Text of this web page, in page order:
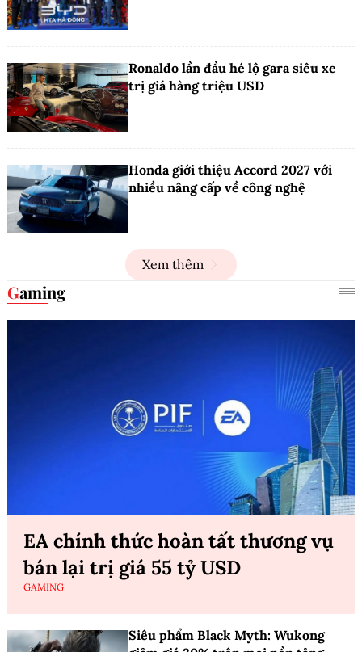
Ronaldo lần đầu hé lộ gara siêu xe
trị giá hàng triệu USD
Honda giới thiệu Accord 2027 với
nhiều nâng cấp về công nghệ
Xem thêm
Gaming
EA chính thức hoàn tất thương vụ
bán lại trị giá 55 tỷ USD
GAMING
Siêu phẩm Black Myth: Wukong